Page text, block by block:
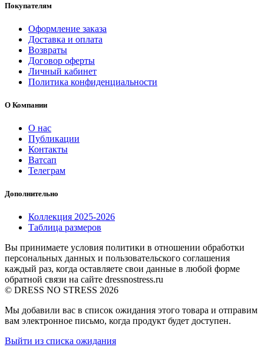
Покупателям
Оформление заказа
Доставка и оплата
Возвраты
Договор оферты
Личный кабинет
Политика конфиденциальности
О Компании
О нас
Публикации
Контакты
Ватсап
Телеграм
Дополнительно
Коллекция 2025-2026
Таблица размеров
Вы принимаете условия политики в отношении обработки
персональных данных и пользовательского соглашения
каждый раз, когда оставляете свои данные в любой форме
обратной связи на сайте dressnostress.ru
© DRESS NO STRESS 2026
Мы добавили вас в список ожидания этого товара и отправим
вам электронное письмо, когда продукт будет доступен.
Выйти из списка ожидания